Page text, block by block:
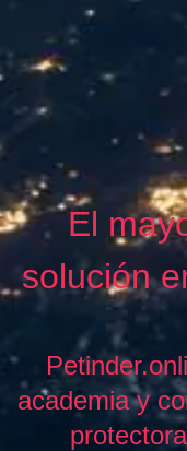
El
solución
academia y